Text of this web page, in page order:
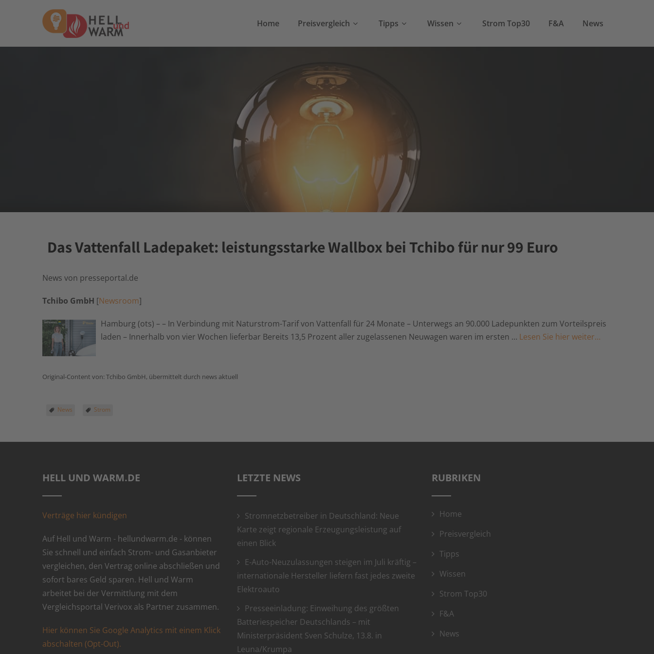
Home Preisvergleich Tipps Wissen Strom Top30 F&A News
Das Vattenfall Ladepaket: leistungsstarke Wallbox bei Tchibo für nur 99 Euro
News von presseportal.de
Tchibo GmbH [Newsroom]
Hamburg (ots) – – In Verbindung mit Naturstrom-Tarif von Vattenfall für 24 Monate – Unterwegs an 90.000 Ladepunkten zum Vorteilspreis
laden – Innerhalb von vier Wochen lieferbar Bereits 13,5 Prozent aller zugelassenen Neuwagen waren im ersten … Lesen Sie hier weiter…
Original-Content von: Tchibo GmbH, übermittelt durch news aktuell
News Strom
HELL UND WARM.DE
Verträge hier kündigen
Auf Hell und Warm - hellundwarm.de - können
Sie schnell und einfach Strom- und Gasanbieter
vergleichen, den Vertrag online abschließen und
sofort bares Geld sparen. Hell und Warm
arbeitet bei der Vermittlung mit dem
Vergleichsportal Verivox als Partner zusammen.
Hier können Sie Google Analytics mit einem Klick
abschalten (Opt-Out).
LETZTE NEWS
Stromnetzbetreiber in Deutschland: Neue
Karte zeigt regionale Erzeugungsleistung auf
einen Blick
E-Auto-Neuzulassungen steigen im Juli kräftig –
internationale Hersteller liefern fast jedes zweite
Elektroauto
Presseeinladung: Einweihung des größten
Batteriespeicher Deutschlands – mit
Ministerpräsident Sven Schulze, 13.8. in
Leuna/Krumpa
RUBRIKEN
Home
Preisvergleich
Tipps
Wissen
Strom Top30
F&A
News